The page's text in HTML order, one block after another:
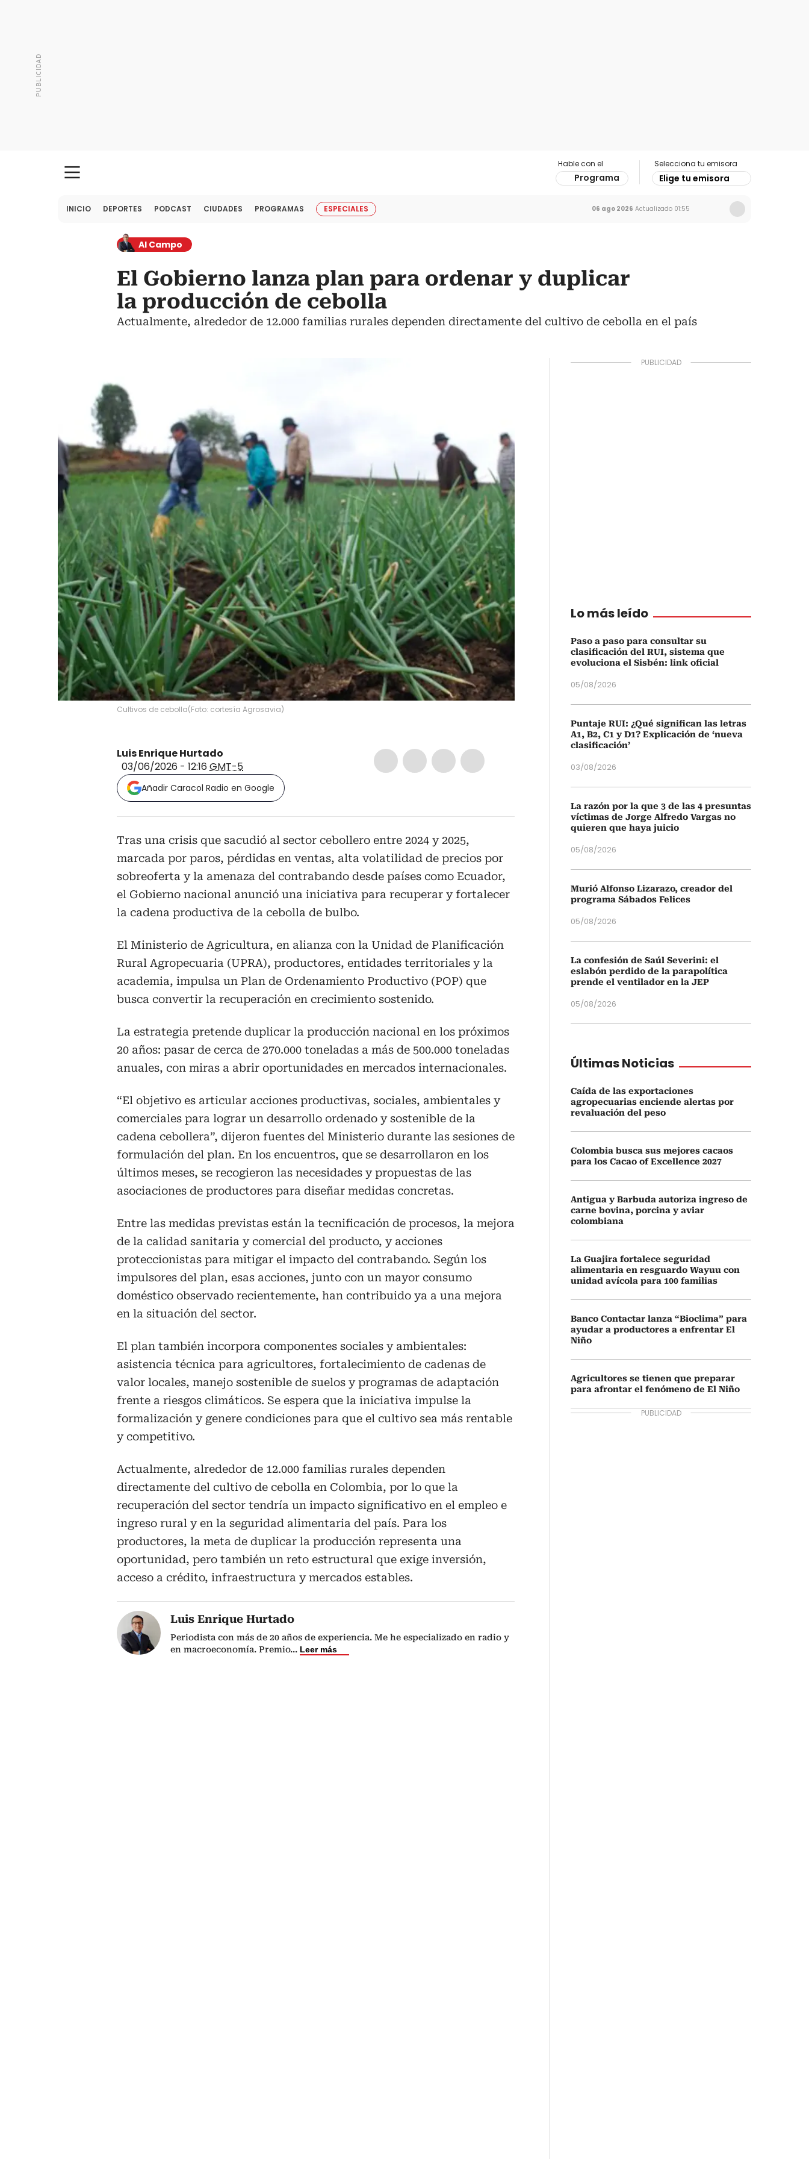
Hable con el
Programa
Selecciona tu emisora
Elige tu emisora
INICIO DEPORTES PODCAST CIUDADES PROGRAMAS ESPECIALES 06 ago 2026 Actualizado 01:55
Al Campo
El Gobierno lanza plan para ordenar y duplicar
la producción de cebolla
Actualmente, alrededor de 12.000 familias rurales dependen directamente del cultivo de cebolla en el país
Cultivos de cebolla(Foto: cortesía Agrosavia)
Luis Enrique Hurtado
03/06/2026 - 12:16 GMT-5
Añadir Caracol Radio en Google
Tras una crisis que sacudió al sector cebollero entre 2024 y 2025,
marcada por paros, pérdidas en ventas, alta volatilidad de precios por
sobreoferta y la amenaza del contrabando desde países como Ecuador,
el Gobierno nacional anunció una iniciativa para recuperar y fortalecer
la cadena productiva de la cebolla de bulbo.
El Ministerio de Agricultura, en alianza con la Unidad de Planificación
Rural Agropecuaria (UPRA), productores, entidades territoriales y la
academia, impulsa un Plan de Ordenamiento Productivo (POP) que
busca convertir la recuperación en crecimiento sostenido.
La estrategia pretende duplicar la producción nacional en los próximos
20 años: pasar de cerca de 270.000 toneladas a más de 500.000 toneladas
anuales, con miras a abrir oportunidades en mercados internacionales.
“El objetivo es articular acciones productivas, sociales, ambientales y
comerciales para lograr un desarrollo ordenado y sostenible de la
cadena cebollera”, dijeron fuentes del Ministerio durante las sesiones de
formulación del plan. En los encuentros, que se desarrollaron en los
últimos meses, se recogieron las necesidades y propuestas de las
asociaciones de productores para diseñar medidas concretas.
Entre las medidas previstas están la tecnificación de procesos, la mejora
de la calidad sanitaria y comercial del producto, y acciones
proteccionistas para mitigar el impacto del contrabando. Según los
impulsores del plan, esas acciones, junto con un mayor consumo
doméstico observado recientemente, han contribuido ya a una mejora
en la situación del sector.
El plan también incorpora componentes sociales y ambientales:
asistencia técnica para agricultores, fortalecimiento de cadenas de
valor locales, manejo sostenible de suelos y programas de adaptación
frente a riesgos climáticos. Se espera que la iniciativa impulse la
formalización y genere condiciones para que el cultivo sea más rentable
y competitivo.
Actualmente, alrededor de 12.000 familias rurales dependen
directamente del cultivo de cebolla en Colombia, por lo que la
recuperación del sector tendría un impacto significativo en el empleo e
ingreso rural y en la seguridad alimentaria del país. Para los
productores, la meta de duplicar la producción representa una
oportunidad, pero también un reto estructural que exige inversión,
acceso a crédito, infraestructura y mercados estables.
Luis Enrique Hurtado
Periodista con más de 20 años de experiencia. Me he especializado en radio y
en macroeconomía. Premio... Leer más
Lo más leído
Paso a paso para consultar su
clasificación del RUI, sistema que
evoluciona el Sisbén: link oficial
05/08/2026
Puntaje RUI: ¿Qué significan las letras
A1, B2, C1 y D1? Explicación de ‘nueva
clasificación’
03/08/2026
La razón por la que 3 de las 4 presuntas
víctimas de Jorge Alfredo Vargas no
quieren que haya juicio
05/08/2026
Murió Alfonso Lizarazo, creador del
programa Sábados Felices
05/08/2026
La confesión de Saúl Severini: el
eslabón perdido de la parapolítica
prende el ventilador en la JEP
05/08/2026
Últimas Noticias
Caída de las exportaciones
agropecuarias enciende alertas por
revaluación del peso
Colombia busca sus mejores cacaos
para los Cacao of Excellence 2027
Antigua y Barbuda autoriza ingreso de
carne bovina, porcina y aviar
colombiana
La Guajira fortalece seguridad
alimentaria en resguardo Wayuu con
unidad avícola para 100 familias
Banco Contactar lanza “Bioclima” para
ayudar a productores a enfrentar El
Niño
Agricultores se tienen que preparar
para afrontar el fenómeno de El Niño